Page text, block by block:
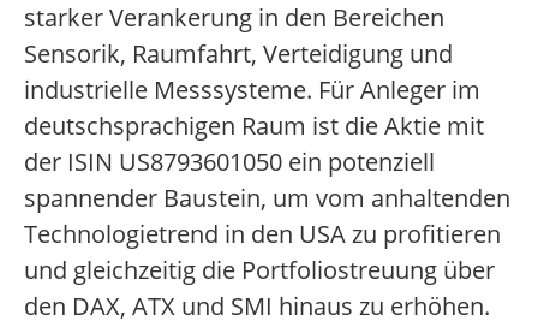
starker Verankerung in den Bereichen
Sensorik, Raumfahrt, Verteidigung und
industrielle Messsysteme. Für Anleger im
deutschsprachigen Raum ist die Aktie mit
der ISIN US8793601050 ein potenziell
spannender Baustein, um vom anhaltenden
Technologietrend in den USA zu profitieren
und gleichzeitig die Portfoliostreuung über
den DAX, ATX und SMI hinaus zu erhöhen.